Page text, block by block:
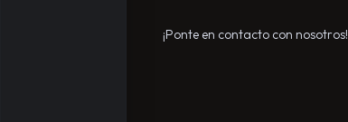
¡Ponte en contacto con nosotros!